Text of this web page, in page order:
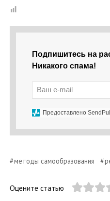
Подпишитесь на
Никакого спама!
Предоставлено
методы самообразования
Оцените статью